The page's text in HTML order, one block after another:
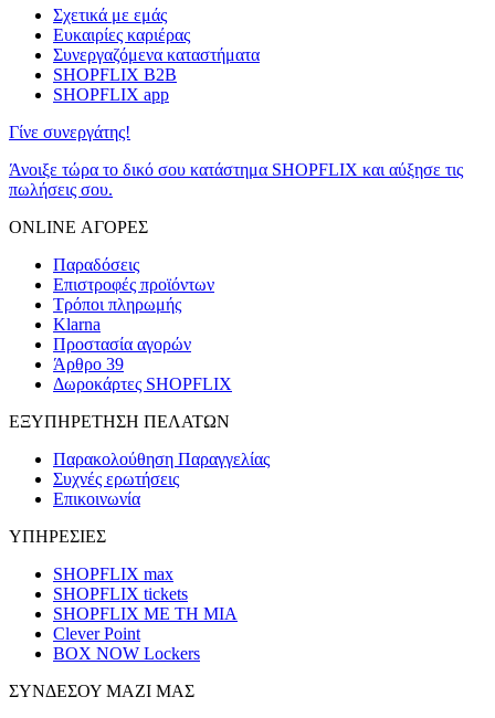
Σχετικά με εμάς
Ευκαιρίες καριέρας
Συνεργαζόμενα καταστήματα
SHOPFLIX B2B
SHOPFLIX app
Γίνε συνεργάτης!
Άνοιξε τώρα το δικό σου κατάστημα SHOPFLIX και αύξησε τις
πωλήσεις σου.
ONLINE ΑΓΟΡΕΣ
Παραδόσεις
Επιστροφές προϊόντων
Τρόποι πληρωμής
Klarna
Προστασία αγορών
Άρθρο 39
Δωροκάρτες SHOPFLIX
ΕΞΥΠΗΡΕΤΗΣΗ ΠΕΛΑΤΩΝ
Παρακολούθηση Παραγγελίας
Συχνές ερωτήσεις
Επικοινωνία
ΥΠΗΡΕΣΙΕΣ
SHOPFLIX max
SHOPFLIX tickets
SHOPFLIX ΜΕ ΤΗ ΜΙΑ
Clever Point
BOX NOW Lockers
ΣΥΝΔΕΣΟΥ ΜΑΖΙ ΜΑΣ